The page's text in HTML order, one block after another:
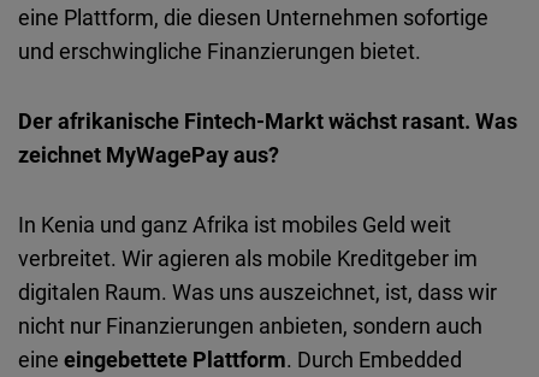
eine Plattform, die diesen Unternehmen sofortige
und erschwingliche Finanzierungen bietet.
Der afrikanische Fintech-Markt wächst rasant. Was
zeichnet MyWagePay aus?
In Kenia und ganz Afrika ist mobiles Geld weit
verbreitet. Wir agieren als mobile Kreditgeber im
digitalen Raum. Was uns auszeichnet, ist, dass wir
nicht nur Finanzierungen anbieten, sondern auch
eine eingebettete Plattform. Durch Embedded